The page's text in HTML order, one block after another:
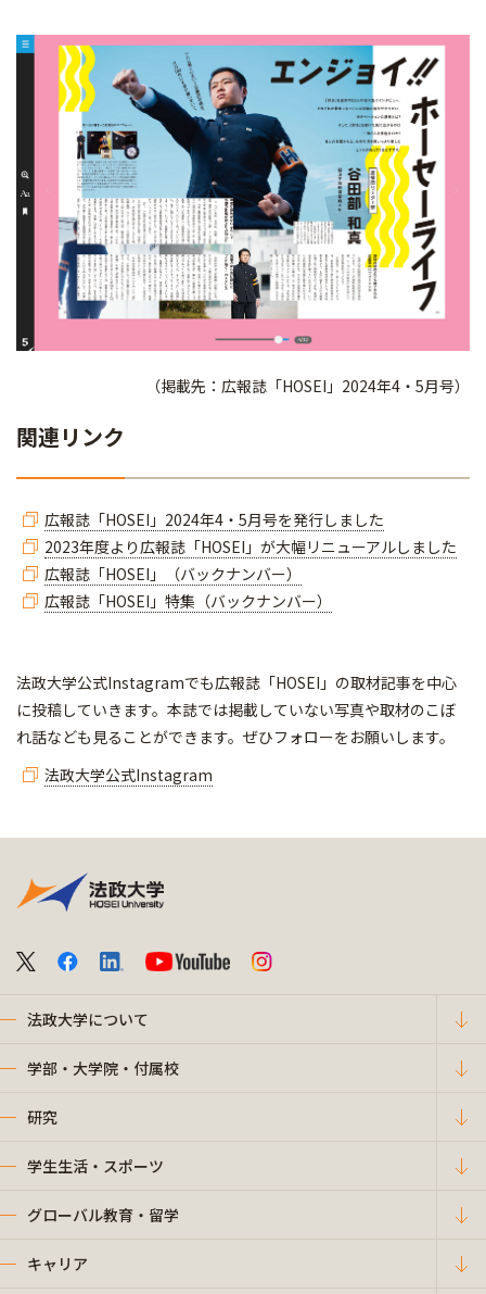
（掲載先：広報誌「HOSEI」2024年4・5月号）
関連リンク
広報誌「HOSEI」2024年4・5月号を発行しました
2023年度より広報誌「HOSEI」が大幅リニューアルしました
広報誌「HOSEI」（バックナンバー）
広報誌「HOSEI」特集（バックナンバー）
​​​​​法政大学公式Instagramでも広報誌「HOSEI」の取材記事を中心
に投稿していきます。本誌では掲載していない写真や取材のこぼ
れ話なども見ることができます。ぜひフォローをお願いします。
法政大学公式Instagram
法政大学について
学部・大学院・付属校
研究
学生生活・スポーツ
グローバル教育・留学
キャリア